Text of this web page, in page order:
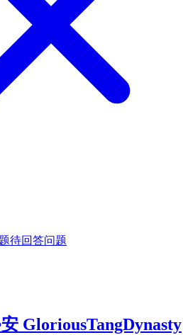
待回答问题
GloriousTangDynasty